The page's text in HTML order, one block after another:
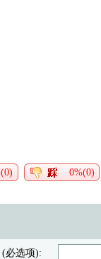
0%(0)
(必选项):